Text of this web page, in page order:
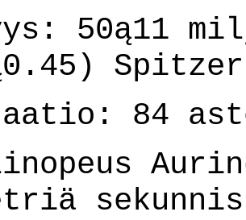
50ą11
Spitzer
84